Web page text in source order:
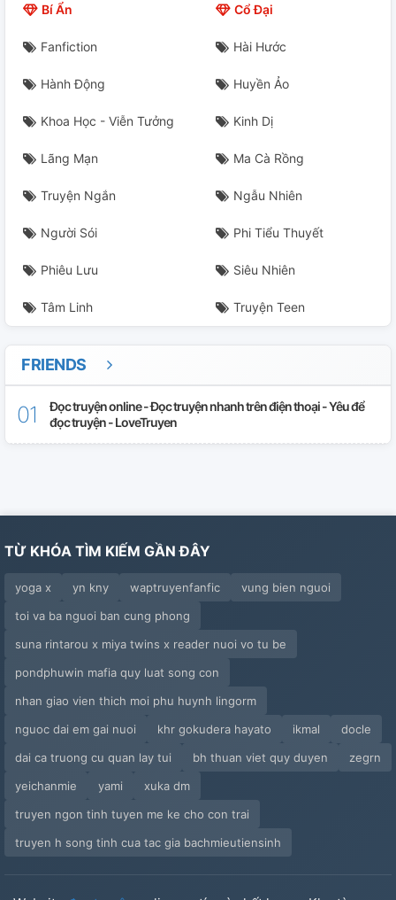
Bí Ẩn Cổ Đại
Fanfiction Hài Hước
Hành Động Huyền Ảo
Khoa Học - Viễn Tưởng Kinh Dị
Lãng Mạn Ma Cà Rồng
Truyện Ngắn Ngẫu Nhiên
Người Sói Phi Tiểu Thuyết
Phiêu Lưu Siêu Nhiên
Tâm Linh Truyện Teen
FRIENDS
Đọc truyện online - Đọc truyện nhanh trên điện thoại - Yêu để
đọc truyện - LoveTruyen
TỪ KHÓA TÌM KIẾM GẦN ĐÂY
yoga x yn kny waptruyenfanfic
vung bien nguoi
toi va ba nguoi ban cung phong
suna rintarou x miya twins x reader nuoi vo tu be
pondphuwin mafia quy luat song con
nhan giao vien thich moi phu huynh lingorm
nguoc dai em gai nuoi
khr gokudera hayato ikmal
docle
dai ca truong cu quan lay tui
bh thuan viet quy duyen
zegrn
yeichanmie
yami
xuka dm
truyen ngon tinh tuyen me ke cho con trai
truyen h song tinh cua tac gia bachmieutiensinh